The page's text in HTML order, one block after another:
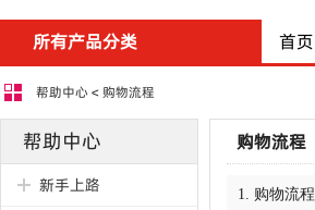
所有产品分类 首页
帮助中心 < 购物流程
帮助中心
新手上路
购物流程
1. 购物流程